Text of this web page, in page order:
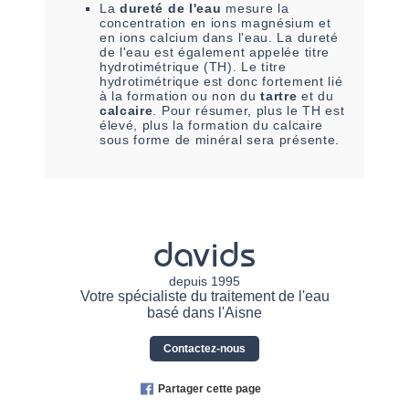
La dureté de l'eau mesure la
concentration en ions magnésium et
en ions calcium dans l'eau. La dureté
de l'eau est également appelée titre
hydrotimétrique (TH). Le titre
hydrotimétrique est donc fortement lié
à la formation ou non dutartre et du
calcaire . Pour résumer, plus le TH est
élevé, plus la formation du calcaire
sous forme de minéral sera présente.
davids
depuis 1995
Votre spécialiste du traitement de l'eau
basé dans l'Aisne
Contactez-nous
Partager cette page